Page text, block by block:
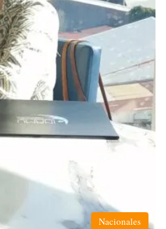
Nacionales